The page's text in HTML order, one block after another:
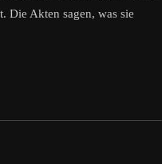
Die Akten sagen, was sie